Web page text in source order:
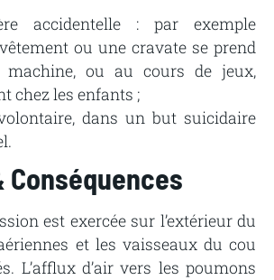
accidentelle : par exemple
ou une cravate se prend
machine, ou au cours de jeux,
chez les enfants ;
dans un but suicidaire
Conséquences
est exercée sur l’extérieur du
et les vaisseaux du cou
L’afflux d’air vers les poumons